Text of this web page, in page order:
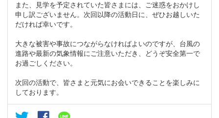
また、見学を予定されていた皆さまには、ご迷惑をおかけし
申し訳ございません。次回以降の活動日に、ぜひお越しいた
だければ幸いです。
大きな被害や事故につながらなければよいのですが、台風の
進路や最新の気象情報にご注意いただき、どうぞ安全第一で
お過ごしください。
次回の活動で、皆さまと元気にお会いできることを楽しみに
しております。